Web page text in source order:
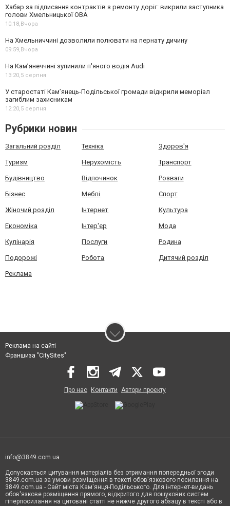
Хабар за підписання контрактів з ремонту доріг: викрили заступника
голови Хмельницької ОВА
10:18, Вчора
На Хмельниччині дозволили полювати на пернату дичину
09:59, Вчора
На Камʼянеччині зупинили п'яного водія Audi
13:20,5 серпня
У старостаті Кам’янець-Подільської громади відкрили меморіал
загиблим захисникам
12:20,5 серпня
Рубрики новин
Загальний розділ Техніка Здоров'я
Туризм Нерухомість Транспорт
Будівництво Відпочинок Розваги
Бізнес Меблі Спорт
Жіночий розділ Інтернет Культура
Економіка Інтер'єр Мода
Кулінарія Послуги Родина
Подорожі Робота Дитячий розділ
Реклама
Реклама на сайті
Франшиза "CitySites"
Про нас Контакти Автори проєкту
info@3849.com.ua
Допускається цитування матеріалів без отримання попередньої згоди
3849.com.ua за умови розміщення в тексті обов'язкового посилання на
3849.com.ua - Сайт міста Кам'янця-Подільського. Для інтернет-видань
обов'язкове розміщення прямого, відкритого для пошукових систем
гіперпосилання на цитовані статті не нижче другого абзацу в тексті або в